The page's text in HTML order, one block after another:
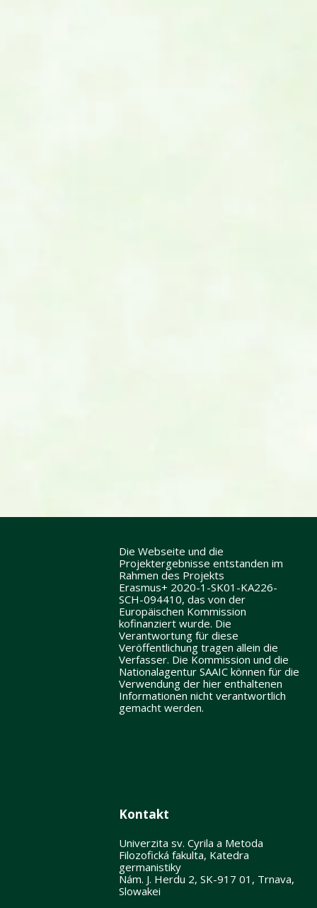
Die Webseite und die
Projektergebnisse entstanden im
Rahmen des Projekts
Erasmus+ 2020-1-SK01-KA226-
SCH-094410, das von der
Europäischen Kommission
kofinanziert wurde. Die
Verantwortung für diese
Veröffentlichung tragen allein die
Verfasser. Die Kommission und die
Nationalagentur SAAIC können für die
Verwendung der hier enthaltenen
Informationen nicht verantwortlich
gemacht werden.
Kontakt
Univerzita sv. Cyrila a Metoda
Filozofická fakulta, Katedra
germanistiky
Nám. J. Herdu 2, SK-917 01, Trnava,
Slowakei